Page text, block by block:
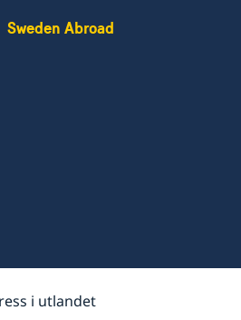
Sweden Abroad
i utlandet